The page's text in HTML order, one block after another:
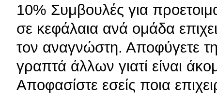
10% Συμβουλές για
σε κεφάλαια ανά ομάδα
τον αναγνώστη. Αποφύγετε
γραπτά άλλων γιατί είναι
Αποφασίστε εσείς ποια